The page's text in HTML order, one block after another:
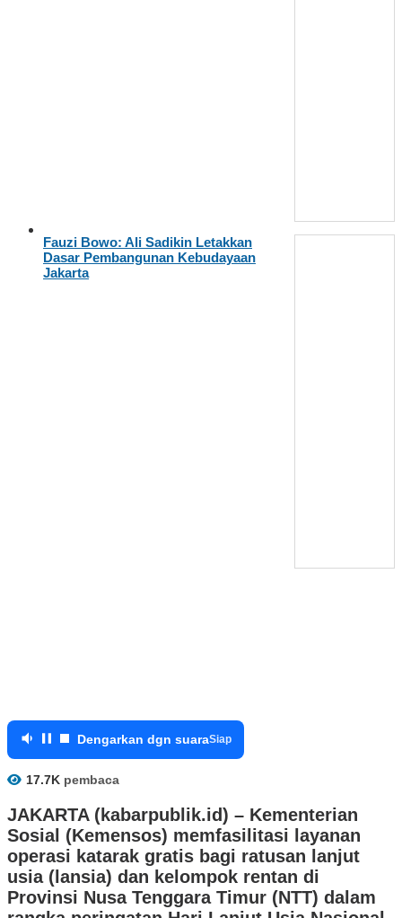
Fauzi Bowo: Ali Sadikin Letakkan
Dasar Pembangunan Kebudayaan
Jakarta
Dengarkan dgn suaraSiap
17.7K pembaca
JAKARTA (kabarpublik.id) – Kementerian
Sosial (Kemensos) memfasilitasi layanan
operasi katarak gratis bagi ratusan lanjut
usia (lansia) dan kelompok rentan di
Provinsi Nusa Tenggara Timur (NTT) dalam